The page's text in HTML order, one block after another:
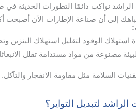
نواكب دائمًا التطورات الحديثة في
إلى أن صناعة الإطارات الآن أصبحت
الوقود لتقليل استهلاك البنزين
مصنوعة من مواد مستدامة تقلل
السلامة مثل مقاومة الانفجار والتآكل.
الراشد لتبديل التواير؟